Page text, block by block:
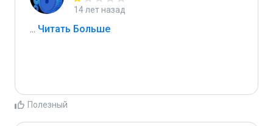
14 лет назад
... Читать Больше
Полезный